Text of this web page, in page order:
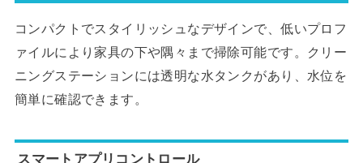
コンパクトでスタイリッシュなデザインで、低いプロフ
ァイルにより家具の下や隅々まで掃除可能です。クリー
ニングステーションには透明な水タンクがあり、水位を
簡単に確認できます。
スマートアプリコントロール